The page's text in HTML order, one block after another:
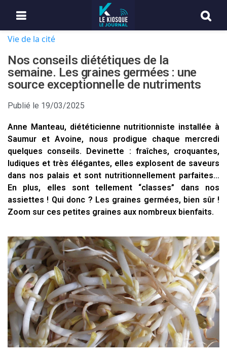
Vie de la cité
Nos conseils diététiques de la
semaine. Les graines germées : une
source exceptionnelle de nutriments
Publié le 19/03/2025
Anne Manteau, diététicienne nutritionniste installée à
Saumur et Avoine, nous prodigue chaque mercredi
quelques conseils. Devinette : fraîches, croquantes,
ludiques et très élégantes, elles explosent de saveurs
dans nos palais et sont nutritionnellement parfaites…
En plus, elles sont tellement “classes” dans nos
assiettes ! Qui donc ? Les graines germées, bien sûr !
Zoom sur ces petites graines aux nombreux bienfaits.